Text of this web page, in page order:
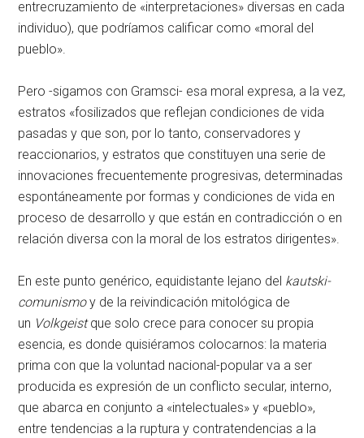
entrecruzamiento de «interpretaciones» diversas en cada
individuo), que podríamos calificar como «moral del
pueblo».
Pero -sigamos con Gramsci- esa moral expresa, a la vez,
estratos «fosilizados que reflejan condiciones de vida
pasadas y que son, por lo tanto, conservadores y
reaccionarios, y estratos que constituyen una serie de
innovaciones frecuentemente progresivas, determinadas
espontáneamente por formas y condiciones de vida en
proceso de desarrollo y que están en contradicción o en
relación diversa con la moral de los estratos dirigentes».
En este punto genérico, equidistante lejano del kautski-
comunismoy de la reivindicación mitológica de
un Volkgeistque solo crece para conocer su propia
esencia, es donde quisiéramos colocarnos: la materia
prima con que la voluntad nacional-popular va a ser
producida es expresión de un conflicto secular, interno,
que abarca en conjunto a «intelectuales» y «pueblo»,
entre tendencias a la ruptura y contratendencias a la